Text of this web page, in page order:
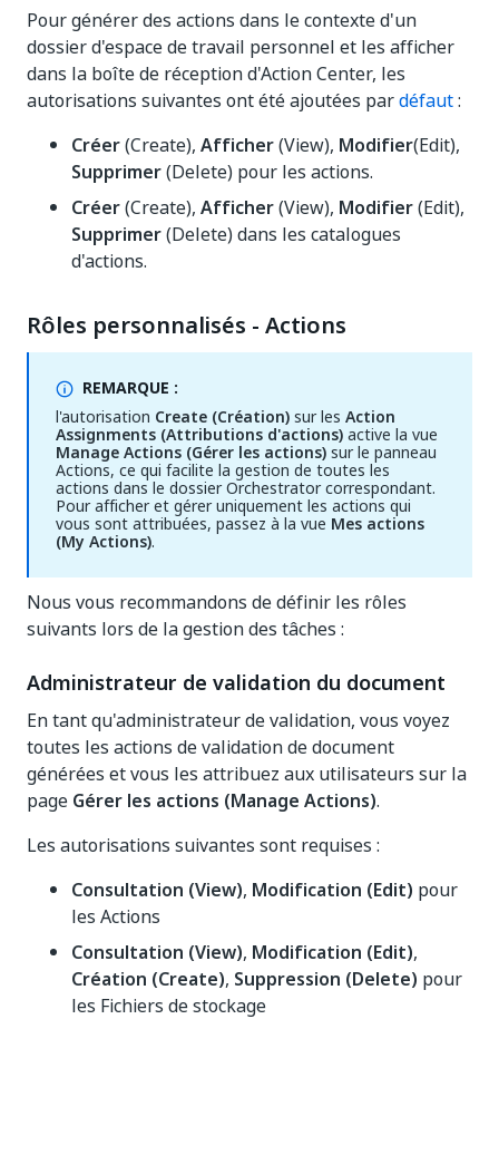
Pour générer des actions dans le contexte d'un
dossier d'espace de travail personnel et les afficher
dans la boîte de réception d'Action Center, les
autorisations suivantes ont été ajoutées pardéfaut:
Créer(Create), Afficher(View), Modifier(Edit),
Supprimer(Delete) pour les actions.
Créer(Create), Afficher(View), Modifier(Edit),
Supprimer(Delete) dans les catalogues
d'actions.
Rôles personnalisés - Actions
REMARQUE :
l'autorisation Create (Création)sur les Action
Assignments (Attributions d'actions)active la vue
Manage Actions (Gérer les actions)sur le panneau
Actions, ce qui facilite la gestion de toutes les
actions dans le dossier Orchestrator correspondant.
Pour afficher et gérer uniquement les actions qui
vous sont attribuées, passez à la vue Mes actions
(My Actions).
Nous vous recommandons de définir les rôles
suivants lors de la gestion des tâches :
Administrateur de validation du document
En tant qu'administrateur de validation, vous voyez
toutes les actions de validation de document
générées et vous les attribuez aux utilisateurs sur la
page Gérer les actions (Manage Actions).
Les autorisations suivantes sont requises :
Consultation (View), Modification (Edit) pour
les Actions
Consultation (View), Modification (Edit),
Création (Create), Suppression (Delete) pour
les Fichiers de stockage